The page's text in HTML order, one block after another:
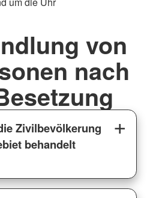
von
nach
Zivilbevölkerung
behandelt